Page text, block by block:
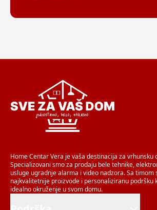
Home Centar Vera je vaša destinacija za vrhunsku
Specializovani smo za prodaju bele tehnike,
usluge ugradnje alarma i video nadzora. Sa timom
najkvalitetnije proizvode i personaliziranu podršku
idealno okruženje u svom domu.